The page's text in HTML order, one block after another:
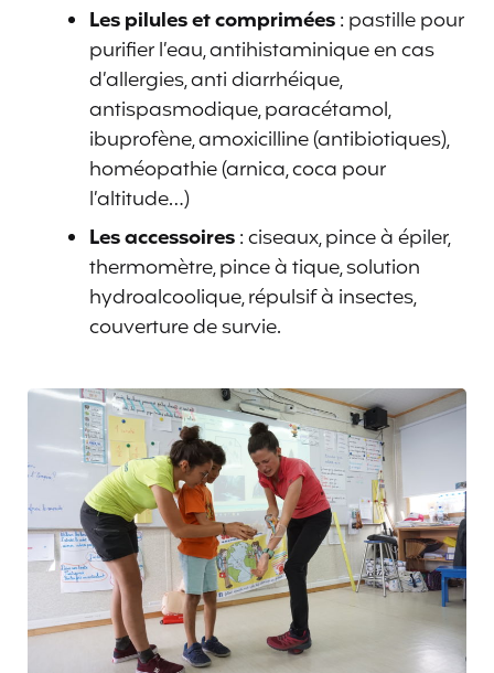
Les pilules et comprimées: pastille pour
purifier l’eau, antihistaminique en cas
d’allergies, anti diarrhéique,
antispasmodique, paracétamol,
ibuprofène, amoxicilline (antibiotiques),
homéopathie (arnica, coca pour
l’altitude…)
Les accessoires: ciseaux, pince à épiler,
thermomètre, pince à tique, solution
hydroalcoolique, répulsif à insectes,
couverture de survie.